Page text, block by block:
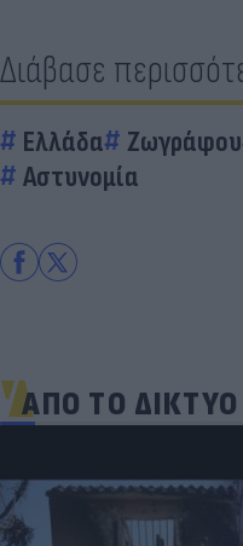
Διάβασε
Ελλάδα Ζωγράφου
Αστυνομία
ΑΠΟ ΤΟ ΔΙΚΤΥΟ